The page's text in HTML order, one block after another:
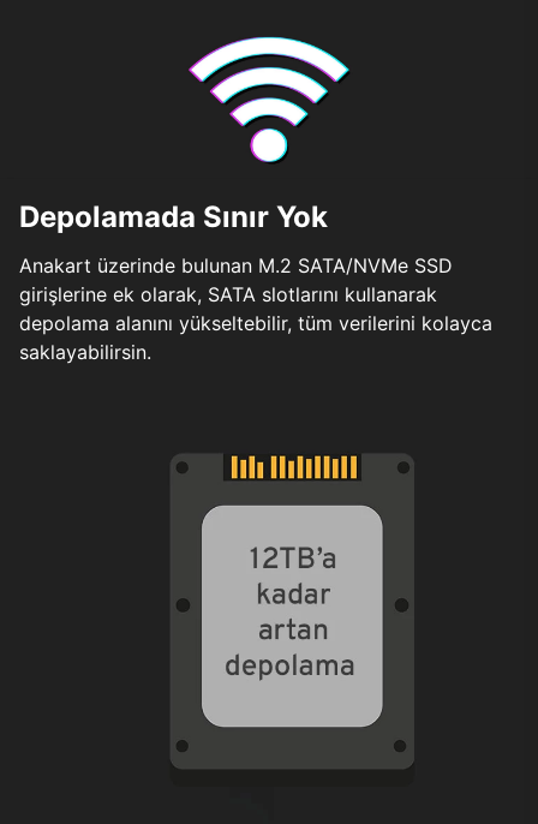
Depolamada Sınır Yok
Anakart üzerinde bulunan M.2 SATA/NVMe SSD
girişlerine ek olarak, SATA slotlarını kullanarak
depolama alanını yükseltebilir, tüm verilerini kolayca
saklayabilirsin.